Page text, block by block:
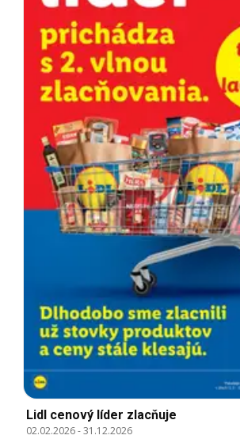
Lidl cenový líder zlacňuje
02.02.2026-31.12.2026